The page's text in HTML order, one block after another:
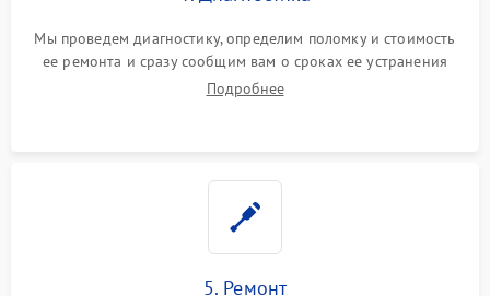
Мы проведем диагностику, определим поломку и стоимость
ее ремонта и сразу сообщим вам о сроках ее устранения
Подробнее
5. Ремонт